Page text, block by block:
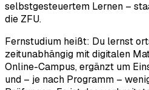
selbstgesteuertem Lernen –
die ZFU.
Fernstudium heißt: Du lernst
zeitunabhängig mit digitalen
Online-Campus, ergänzt um
und – je nach Programm –